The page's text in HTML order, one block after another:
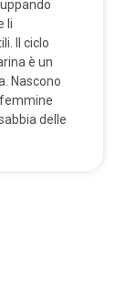
li
Il ciclo
è un
Nascono
delle